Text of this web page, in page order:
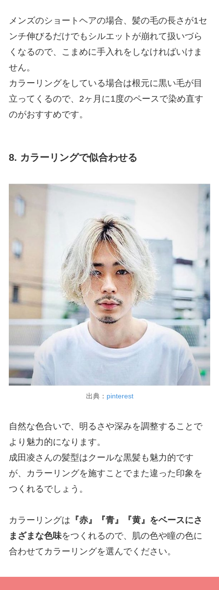
メンズのショートヘアの場合、髪の毛の長さが1セ
ンチ伸びるだけでもシルエットが崩れて扱いづら
くなるので、こまめに手入れをしなければいけま
せん。
カラーリングをしている場合は根元に黒い毛が目
立ってくるので、2ヶ月に1度のペースで染め直す
のがおすすめです。
8. カラーリングで似合わせる
出典： pinterest
自然な色合いで、明るさや深みを調整することで
より魅力的になります。
成田凌さんの髪型はクールな黒髪も魅力的です
が、カラーリングを施すことでまた違った印象を
つくれるでしょう。
カラーリングは 『赤』『青』『黄』をベースにさ
まざまな色味をつくれるので、肌の色や瞳の色に
合わせてカラーリングを選んでください。